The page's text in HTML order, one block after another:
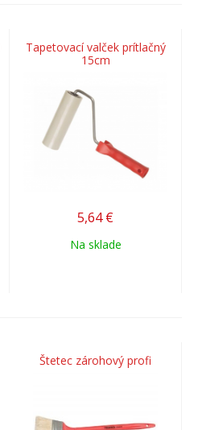
Tapetovací valček prítlačný
15cm
5,64 €
Na sklade
Štetec zárohový profi